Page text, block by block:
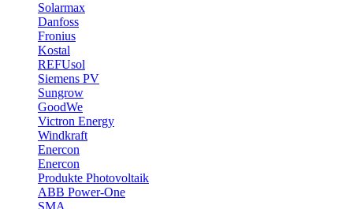
Solarmax
Danfoss
Fronius
Kostal
REFUsol
Siemens PV
Sungrow
GoodWe
Victron Energy
Windkraft
Enercon
Enercon
Produkte Photovoltaik
ABB Power-One
SMA